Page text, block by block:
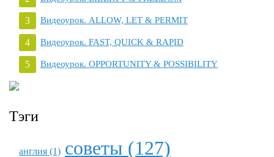
Видеоурок. ALLOW, LET & PERMIT
Видеоурок. FAST, QUICK & RAPID
Видеоурок. OPPORTUNITY & POSSIBILITY
Тэги
англия (1) советы (127)